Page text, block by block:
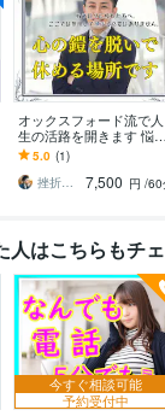
オックスフォード流で人
生の活路を開きます 悩み
を因数分解。オックスフ
ォード流で人生の勝ち筋
を導きます
5.0 (1)
挫折を知るオックスフォード卒｜ローレンス
7,500 円 /60
人はこちらもチ
今すぐ相談可能
予約受付中